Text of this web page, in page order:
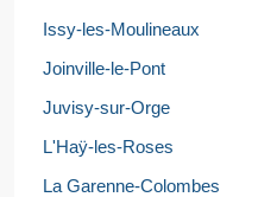
Issy-les-Moulineaux
Joinville-le-Pont
Juvisy-sur-Orge
L'Haÿ-les-Roses
La Garenne-Colombes